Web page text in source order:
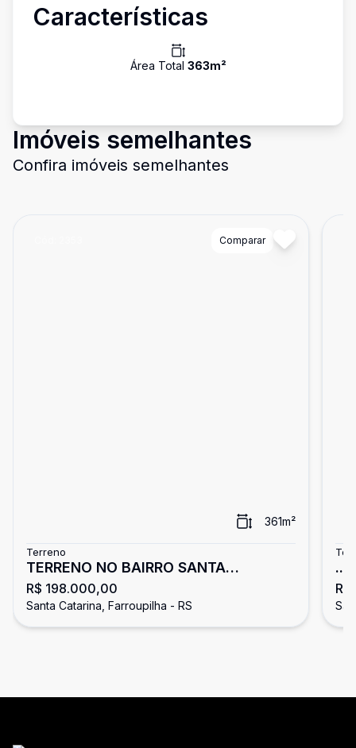
Características
Área Total 363m²
Imóveis semelhantes
Confira imóveis semelhantes
Comparar
361m²
Terreno
TERRENO NO BAIRRO SANTA
CATARINA
R$ 198.000,00
Santa Catarina, Farroupilha - RS
...